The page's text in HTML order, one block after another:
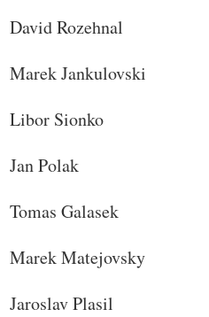
David Rozehnal
Marek Jankulovski
Libor Sionko
Jan Polak
Tomas Galasek
Marek Matejovsky
Jaroslav Plasil